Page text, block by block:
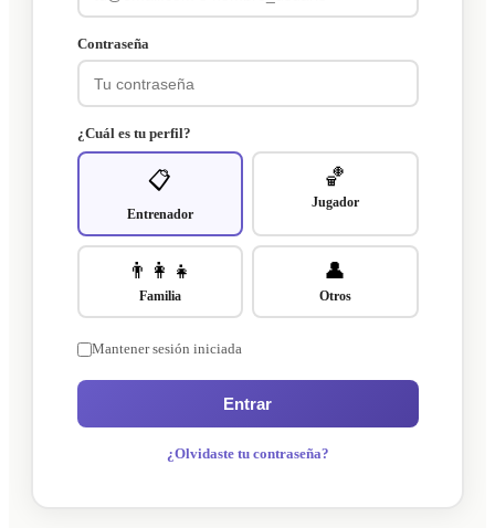
Contraseña
¿Cuál es tu perfil?
📋
Entrenador
🏀
Jugador
👨‍👩‍👧
Familia
👤
Otros
Mantener sesión iniciada
Entrar
¿Olvidaste tu contraseña?